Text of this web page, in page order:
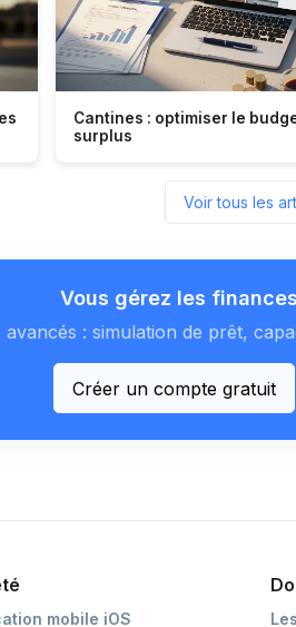
Cantines : optimiser le
surplus
Voir tous les
Vous gérez les
: simulation de prêt,
Créer un compte gratuit
mobile iOS